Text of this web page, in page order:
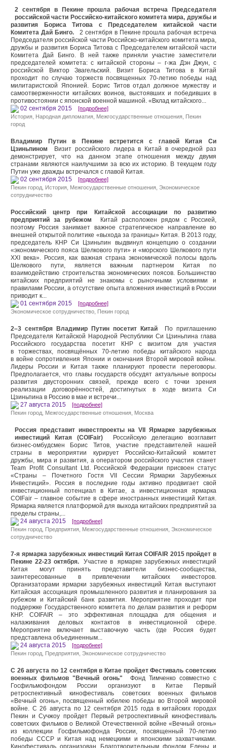
2 сентября в Пекине прошла рабочая встреча Председателя
российской части Российско-китайского комитета мира, дружбы и
развития Бориса Титова с Председателем китайской части
Комитета Дай Бинго.
2 сентября в Пекине прошла рабочая встреча
Председателя российской части Российско-китайского комитета мира,
дружбы и развития Бориса Титова с Председателем китайской части
Комитета Дай Бинго. В ней также приняли участие заместители
председателей комитета: с китайской стороны – г-жа Дэн Джун, с
российской Виктор Звагельский. Визит Бориса Титова в Китай
проходит по случаю торжеств посвященных 70-летию победы над
милитаристской Японией. Борис Титов отдал должное мужеству и
самоотверженности китайских воинов, выстоявших и победивших в
противостоянии с японской военной машиной. «Вклад китайского...
02 сентября 2015 [подробнее]
История Народная дипломатия Межгосударственные отношения Пекин
город
Владимир Путин в Пекине встретится с главой Китая Си
Цзиньпином Визит российского лидера в Китай в очередной раз
демонстрирует, что на данном этапе отношения между двумя
странами являются наилучшими за всю их историю. В текущем году
Путин уже дважды встречался с главой Китая.
02 сентября 2015 [подробнее]
Пекин город История Межгосударственные отношения Экономическое
сотрудничество
Российский центр при Китайской ассоциации по развитию
предприятий за рубежом Китай расположен рядом с Россией,
поэтому Россия занимает важное стратегическое направление во
внешней открытой политике «выхода за границы» Китая. В 2013 году,
председатель КНР Си Цзиньпин выдвинул концепцию о создании
«экономического пояса Шелкового пути» и «морского Шелкового пути
XXI века». Россия, как важная страна экономической полосы вдоль
Шелкового пути, является важным партнером Китая по
взаимодействию строительства экономических поясов. Большинство
китайских предприятий не знакомы с рыночными условиями и
правилами России, а отсутствие опыта вложения инвестиций в России
приводит к...
01 сентября 2015 [подробнее]
Экономическое сотрудничество Пекин город
2–3 сентября Владимир Путин посетит Китай По приглашению
Председателя Китайской Народной Республики Си Цзиньпина глава
Российского государства посетит КНР с визитом для участия
в торжествах, посвящённых 70-летию победы китайского народа
в войне сопротивления Японии и окончания Второй мировой войны.
Лидеры России и Китая также планируют провести переговоры.
Предполагается, что главы государств обсудят актуальные вопросы
развития двусторонних связей, прежде всего с точки зрения
реализации договорённостей, достигнутых в ходе визита Си
Цзиньпина в Россию в мае и встречи...
27 августа 2015 [подробнее]
Пекин город Межгосударственные отношения Москва
Россия представит инвестпроекты на VII Ярмарке зарубежных
инвестиций Китая (COIFair) Российскую делегацию возглавит
бизнес-омбудсмен Борис Титов, участие представителей нашей
страны в мероприятии курирует Российско-Китайский комитет
дружбы, мира и развития, а оператором российского участия станет
Team Profit Consultant Ltd. Российской Федерации присвоен статус
«Страны – Почетного Гостя VII Сессии Ярмарки Зарубежных
Инвестиций». Россия в последние годы активно продвигает свой
инвестиционный потенциал в Китае, а инвестиционная ярмарка
COIFair – главное событие в сфере иностранных инвестиций Китая.
Ярмарка является платформой для выхода китайских предприятий за
пределы страны,...
24 августа 2015 [подробнее]
Пекин город Предприятия Межгосударственные отношения Экономическое
сотрудничество
7-я ярмарка зарубежных инвестиций Китая COIFAIR 2015 пройдет в
Пекине 22-23 октября.Участие в ярмарке зарубежных инвестиций
Китая могут принять представители бизнес-сообщества,
заинтересованные в привлечении китайских инвесторов.
Организаторами ярмарки зарубежных инвестиций Китая выступают
Китайская ассоциация промышленного развития и планирования за
рубежом и Китайский банк развития. Мероприятие проходит при
поддержке Государственного комитета по делам развития и реформ
КНР. COIFAIR – это эффективная площадка для общения и
налаживания деловых контактов в инвестиционной сфере.
Мероприятие включает выставочную часть (где Россия будет
представлена объединенным...
24 августа 2015 [подробнее]
Пекин город Предприятия Экономическое сотрудничество
С 26 августа по 12 сентября в Китае пройдет Фестиваль советских
военных фильмов "Вечный огонь" Фонд Тимченко совместно с
Госфильмофондом России организуют в Китае Первый
ретроспективный кинофестиваль советских военных фильмов
«Вечный огонь», посвященный юбилею победы во Второй мировой
войне. С 26 августа по 12 сентября 2015 года в китайских городах
Пекин и Сучжоу пройдет Первый ретроспективный кинофестиваль
советских фильмов о Великой Отечественной войне «Вечный огонь»
из коллекции Госфильмофонда России, посвященный 70-летию
победы СССР и Китая над немецкими и японскими захватчиками.
Кинофестиваль организован Благотворительным фондом Елены и